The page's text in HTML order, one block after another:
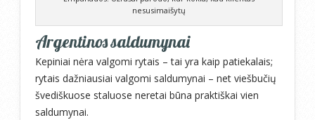
nesusimaišytų
Argentinos saldumynai
Kepiniai nėra valgomi rytais – tai yra kaip patiekalais;
rytais dažniausiai valgomi saldumynai – net viešbučių
švediškuose staluose neretai būna praktiškai vien
saldumynai.